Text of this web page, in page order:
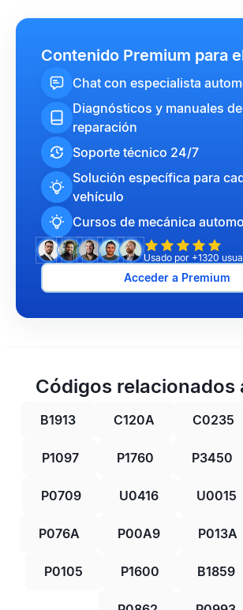
Contenido Premium para
Chat con especialista
Diagnósticos y manuales de
reparación
Soporte técnico 24/7
Solución específica para
vehículo
Cursos de mecánica
Usado por +1320
Acceder a Premium
Códigos relacionados
B1913 C120A C0235
P1097 P1760 P3450
P0709 U0416 U0015
P076A P00A9 P013A
P0105 P1600 B1859